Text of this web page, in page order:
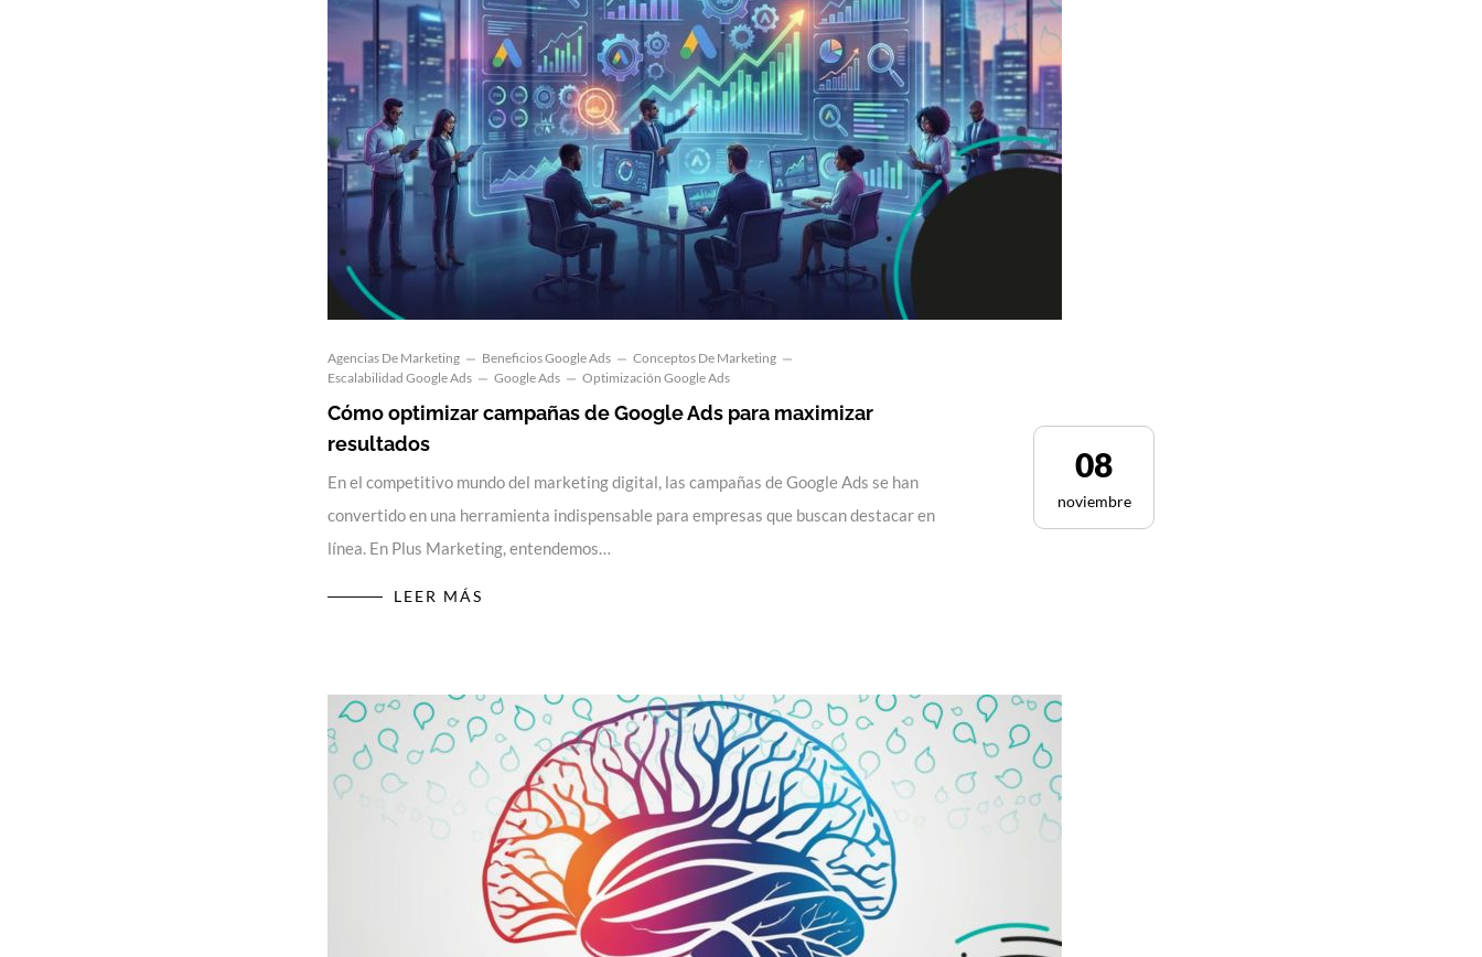
Agencias De Marketing Beneficios Google Ads
Conceptos De Marketing
Escalabilidad Google Ads
Google Ads Optimización Google Ads
Cómo optimizar campañas de Google Ads para maximizar
resultados
En el competitivo mundo del marketing digital, las campañas de Google Ads se han
convertido en una herramienta indispensable para empresas que buscan destacar en
línea. En Plus Marketing, entendemos…
LEER MÁS
08
noviembre